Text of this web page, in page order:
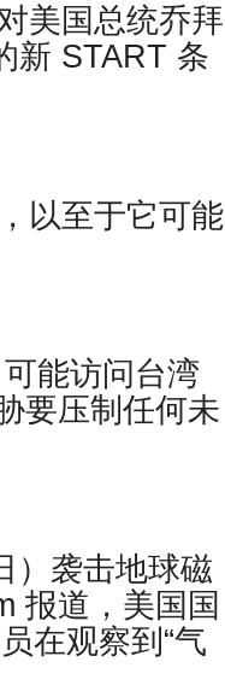
美国总统乔拜
新 START 条
以至于它可能
能访问台湾
要压制任何未
）袭击地球磁
报道，美国国
在观察到“气